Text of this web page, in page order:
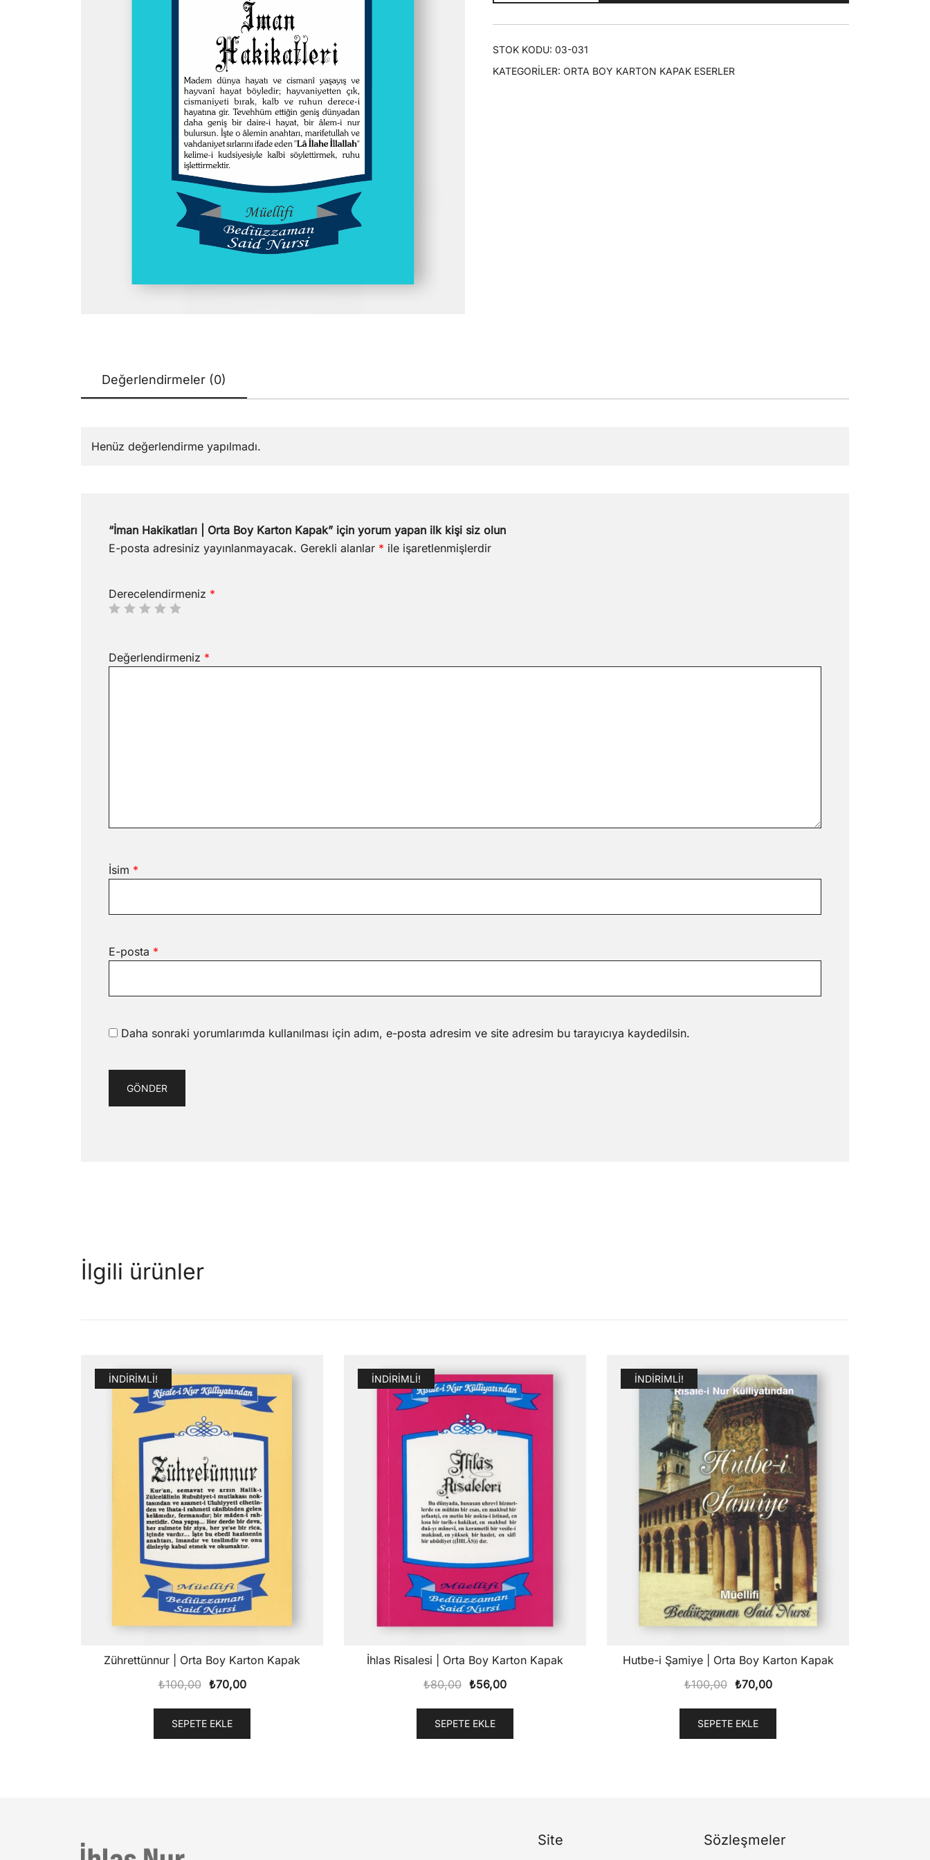
|
Orta
Boy
Kapak
STOK KODU: 03-031
KATEGORILER: ORTA BOY KARTON KAPAK ESERLER
Değerlendirmeler (0)
Henüz değerlendirme yapılmadı.
“İman Hakikatları | Orta Boy Karton Kapak” için yorum yapan ilk kişi siz olun
E-posta adresiniz yayınlanmayacak. Gerekli alanlar * ile işaretlenmişlerdir
Derecelendirmeniz *
Değerlendirmeniz *
İsim *
E-posta *
Daha sonraki yorumlarımda kullanılması için adım, e-posta adresim ve site adresim bu tarayıcıya kaydedilsin.
İlgili ürünler
İNDIRIMLI!
Zührettünnur | Orta Boy Karton Kapak
₺100,00 Orijinal
₺100,00.
₺70,00Şu
₺70,00.
SEPETE EKLE
İNDIRIMLI!
İhlas Risalesi | Orta Boy Karton Kapak
₺80,00 Orijinal
₺80,00.
₺56,00Şu
₺56,00.
SEPETE EKLE
İNDIRIMLI!
Hutbe-i Şamiye | Orta Boy Karton Kapak
₺100,00 Orijinal
₺100,00.
₺70,00Şu
₺70,00.
SEPETE EKLE
Site Sözleşmeler